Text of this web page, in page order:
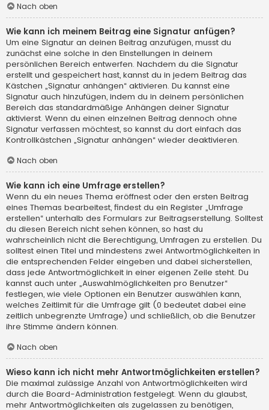
Nach oben
Wie kann ich meinem Beitrag eine Signatur anfügen?
Um eine Signatur an deinen Beitrag anzufügen, musst du
zunächst eine solche in den Einstellungen in deinem
persönlichen Bereich entwerfen. Nachdem du die Signatur
erstellt und gespeichert hast, kannst du in jedem Beitrag das
Kästchen „Signatur anhängen“ aktivieren. Du kannst eine
Signatur auch hinzufügen, indem du in deinem persönlichen
Bereich das standardmäßige Anhängen deiner Signatur
aktivierst. Wenn du einen einzelnen Beitrag dennoch ohne
Signatur verfassen möchtest, so kannst du dort einfach das
Kontrollkästchen „Signatur anhängen“ wieder deaktivieren.
Nach oben
Wie kann ich eine Umfrage erstellen?
Wenn du ein neues Thema eröffnest oder den ersten Beitrag
eines Themas bearbeitest, findest du ein Register „Umfrage
erstellen“ unterhalb des Formulars zur Beitragserstellung. Solltest
du diesen Bereich nicht sehen können, so hast du
wahrscheinlich nicht die Berechtigung, Umfragen zu erstellen. Du
solltest einen Titel und mindestens zwei Antwortmöglichkeiten in
die entsprechenden Felder eingeben und dabei sicherstellen,
dass jede Antwortmöglichkeit in einer eigenen Zeile steht. Du
kannst auch unter „Auswahlmöglichkeiten pro Benutzer“
festlegen, wie viele Optionen ein Benutzer auswählen kann,
welches Zeitlimit für die Umfrage gilt (0 bedeutet dabei eine
zeitlich unbegrenzte Umfrage) und schließlich, ob die Benutzer
ihre Stimme ändern können.
Nach oben
Wieso kann ich nicht mehr Antwortmöglichkeiten erstellen?
Die maximal zulässige Anzahl von Antwortmöglichkeiten wird
durch die Board-Administration festgelegt. Wenn du glaubst,
mehr Antwortmöglichkeiten als zugelassen zu benötigen,